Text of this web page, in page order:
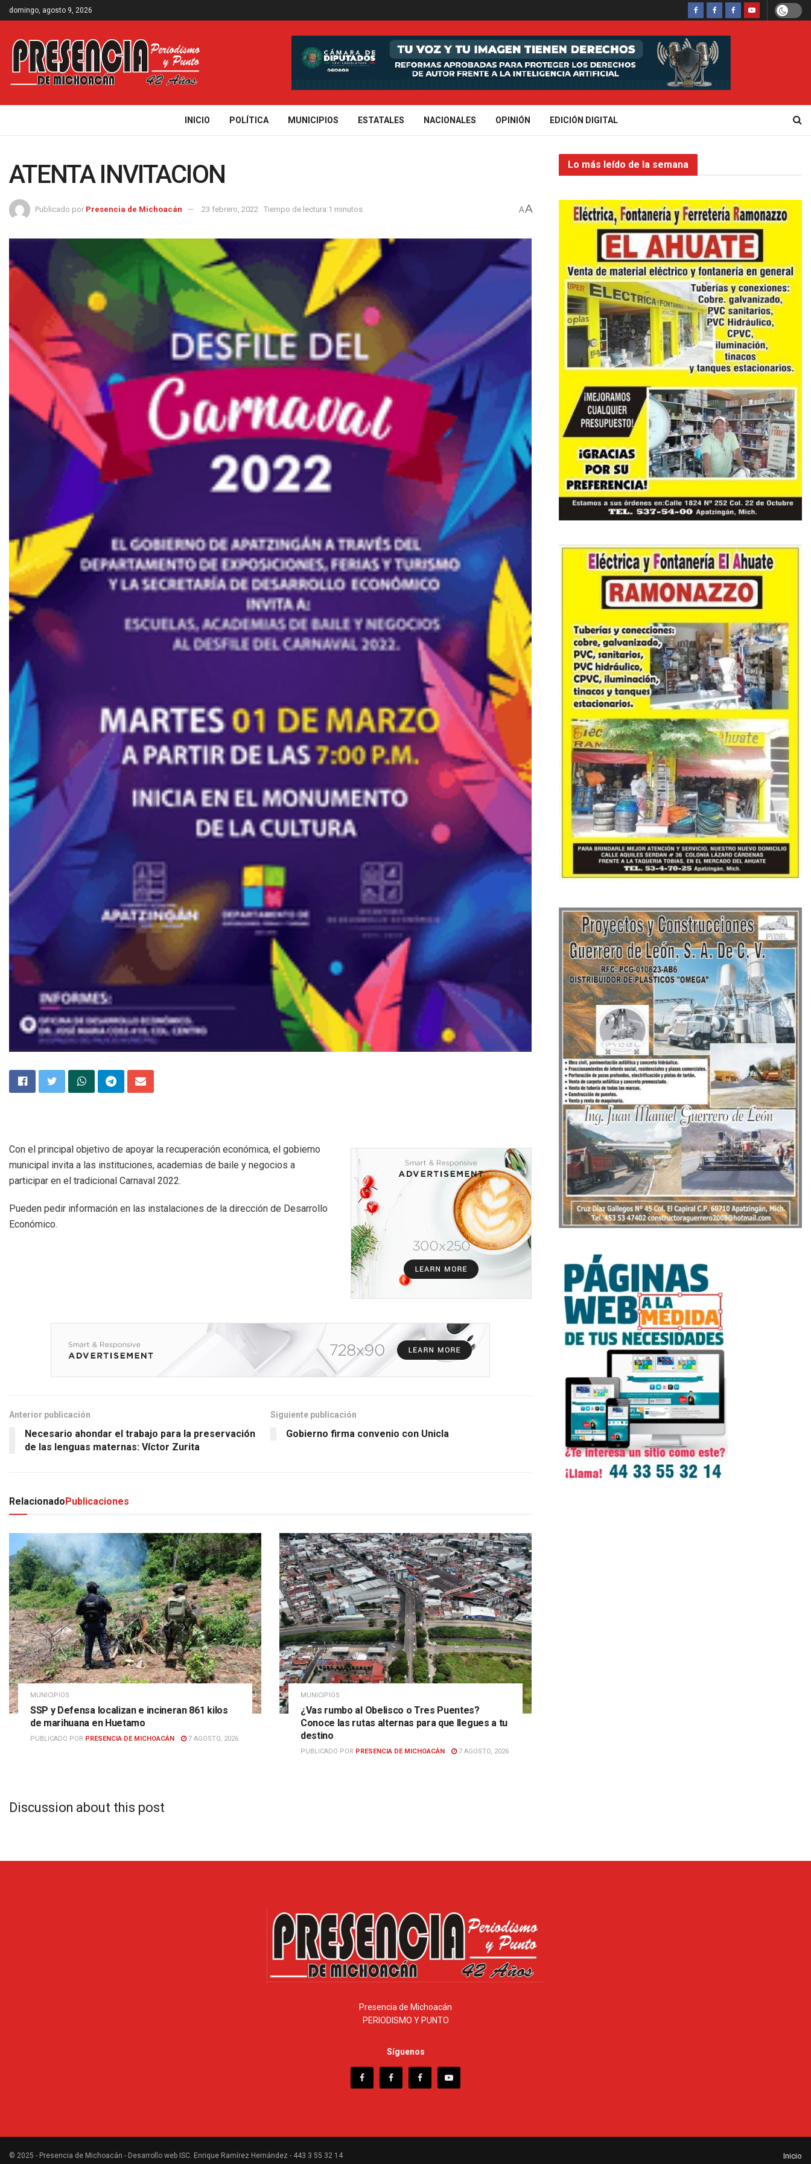
domingo, agosto 9, 2026
INICIO POLÍTICA MUNICIPIOS ESTATALES NACIONALES OPINIÓN EDICIÓN DIGITAL
ATENTA INVITACION
Publicado por Presencia de Michoacán 23 febrero, 2022 Tiempo de lectura:1 minutos AA
Con el principal objetivo de apoyar la recuperación económica, el gobierno
municipal invita a las instituciones, academias de baile y negocios a
participar en el tradicional Carnaval 2022.
Pueden pedir información en las instalaciones de la dirección de Desarrollo
Económico.
Anterior publicación
Necesario ahondar el trabajo para la preservación
de las lenguas maternas: Víctor Zurita
Siguiente publicación
Gobierno firma convenio con Unicla
Relacionado Publicaciones
MUNICIPIOS
SSP y Defensa localizan e incineran 861 kilos
de marihuana en Huetamo
PUBLICADO POR PRESENCIA DE MICHOACÁN 7 AGOSTO, 2026
MUNICIPIOS
¿Vas rumbo al Obelisco o Tres Puentes?
Conoce las rutas alternas para que llegues a tu
destino
PUBLICADO POR PRESENCIA DE MICHOACÁN 7 AGOSTO, 2026
Discussion about this post
Lo más leído de la semana
Presencia de Michoacán
PERIODISMO Y PUNTO
Síguenos
Inicio
© 2025 - Presencia de Michoacán - Desarrollo web ISC. Enrique Ramírez Hernández - 443 3 55 32 14